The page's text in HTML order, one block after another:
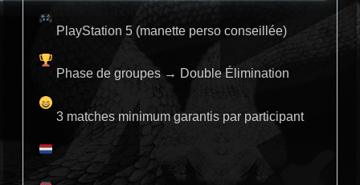
PlayStation 5 (manette perso conseillée)
Phase de groupes → Double Élimination
3 matches minimum garantis par participant